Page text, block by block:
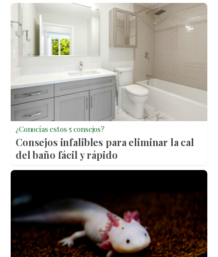
¿Conocías estos 5 consejos?
Consejos infalibles para eliminar la cal
del baño fácil y rápido